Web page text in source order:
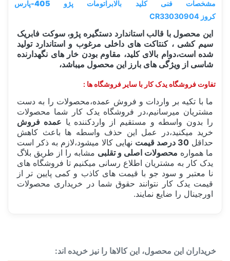
مشخصات فنی کلید بالابراتومات پژو 405-پارس
کروز CR33030904
این محصول با قالب استاندارد دستگیره پژو، سوکت فابریک
سیم کشی ، کنتاکت های داخلی مرغوب و استاندارد تولید
شده است،دوام بالای کلید، مقاوم بودن خار های نگهدارنده
شاسی از ویژگی های بارز این محصول میباشد،
تفاوت فروشگاه یدک کار با سایر فروشگاه ها :
ما با تکیه بر واردات و فروش عمده،محصولات را به دست
مشتریان میرسانیم،در فروشگاه یدک کار شما محصولات
را بدون واسطه و مستقیم از واردکننده یا عمده فروش
خرید میکنید،در عمل این حذف واسطه ها باعث کاهش
حداقل 30 درصد قیمت
نهایی کالا میشود،لازم به ذکر است
ما همواره محصولات اصلی و تقلبی مشابه را از طریق بلاگ
یدک کار به مشتریان اطلاع رسانی میکنیم تا فروشگاه های
نا معتبر و سود جو با قیمت های کاذب و کمی پایین تر از
قیمت یدک کار نتوانند حقوق شما در خریداری محصولات
اورجینال را ضایع نمایند.
دسته بندی برق خودرو
خریداران این محصول، این کالاها را نیز خریده اند: